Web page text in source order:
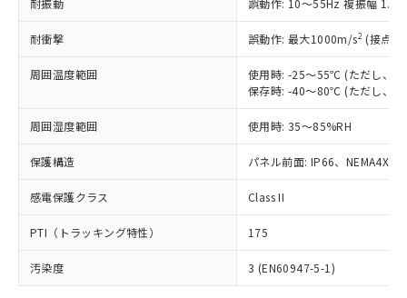
耐振動 誤動作: 10～55Hz 複振幅
耐衝撃 誤動作: 最大1000m/s2 (接点
周囲温度範囲
使用時: -25～55℃ (ただし、氷
保存時: -40～80℃ (ただし、氷
周囲湿度範囲 使用時: 35～85%RH
保護構造 パネル前面: IP66、NEMA4X,
感電保護クラス Class II
PTI（トラッキング特性） 175
汚染度 3 (EN60947-5-1)
正式な納期状況および標準価格はお客
様のお取引先、またはお客様担当のオ
ムロン制御機器販売店・当社販売員に
オムロン制御機器販売店や当社販売拠
販売ネットワーク
」をご確認
在庫状況および標準価格結果を当社の
事前の承諾なく第三者に漏洩または開
示しないようお願いします。
マイパーツ機能（部品リスト作成サー
ビス）をご利用いただくには、I-Web
メンバーズにご登録されている必要が
お客様が当ウェブサイト上で当社にご
但し、RoHS指令で産業用監視および制御機器に対する
適用除外項目は除く。
フタル酸エステル類の４物質については閾値を超える意
図的な使用がないことを確認しています。
部品在庫の切り替え状況などにより、予定
月が前後することがあります。
※3 非含有証明書ダウンロード
DBP(フタル酸ジブチル) : 1000ppm、 DIBP(フタル酸ジ
イソブチル) : 1000ppm、 BBP(フタル酸ブチルベンジ
DEHP(フタル酸ビス(2-エチルヘキシル)) : 1000ppm
準値以下であることを示します。
「10」：通常の使用状況下において有害物
質が外部に漏えいし、環境に深刻な影響を
及ぼさない年数を意味します。
「－」：未確認です。当社販売部門へお問
全に破砕するなど、違法に輸出されな
いよう必要な手段を講じます。
当社は貴社製品を、核兵器、ミサイ
ル、化学兵器、生物兵器またはその他
武器並びにこれらの製造装置等に一切
当社は、貴社製品を第三者に販売する
場合は、上記1、2および3の内容を当
該第三者に通知します。また当社は、
販売先および販売に係わる関係者が違
法に輸出するおそれがある場合は、取
り引きをいたしません。
一定数には満たないが在庫あり
－
在庫なし(最新の在庫状況につ
いては、お客様のお取引先、ま
たはお客様担当のオムロン制御
機器販売店・当社販売員にご確
空
受注生産機種、また在庫状況の
情報を公開していない機種